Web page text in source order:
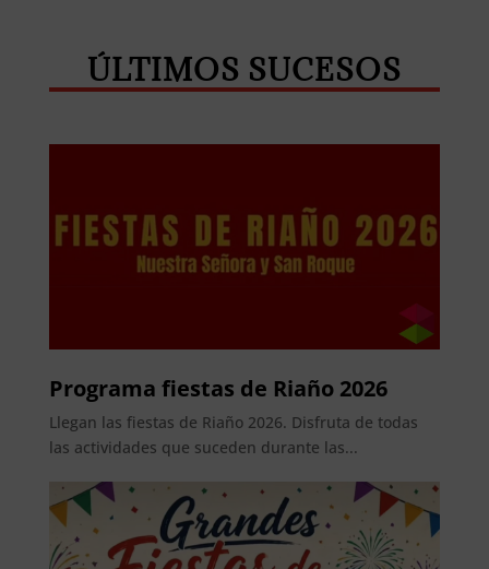
ÚLTIMOS SUCESOS
Programa fiestas de Riaño 2026
Llegan las fiestas de Riaño 2026. Disfruta de todas
las actividades que suceden durante las...